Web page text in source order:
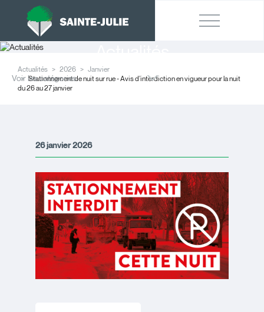
Actualités 2026
Janvier
Stationnement de nuit sur rue - Avis d’interdiction en vigueur pour la nuit
du 26 au 27 janvier
Voir les catégories
26 janvier 2026